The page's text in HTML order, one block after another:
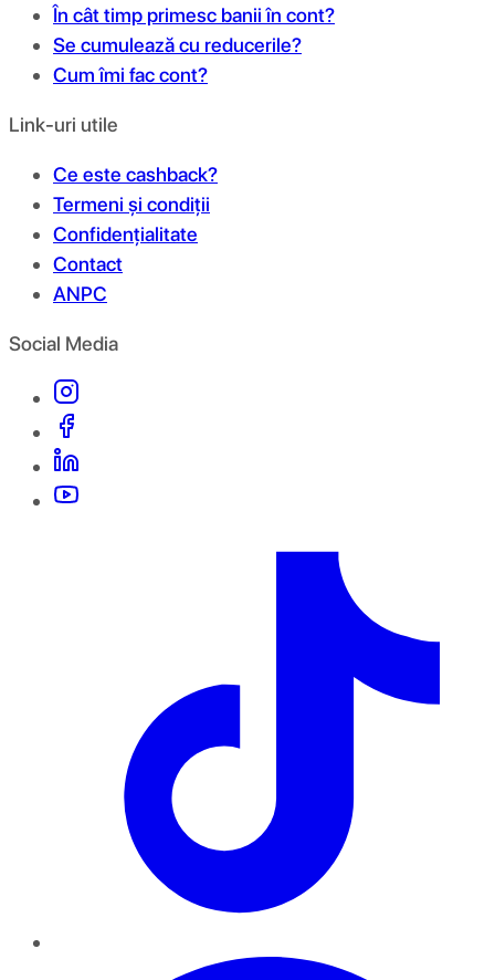
În cât timp primesc banii în cont?
Se cumulează cu reducerile?
Cum îmi fac cont?
Link-uri utile
Ce este cashback?
Termeni și condiții
Confidențialitate
Contact
ANPC
Social Media